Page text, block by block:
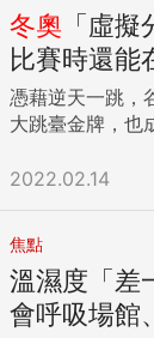
冬奧 「虛
比賽時還能
憑藉逆天一跳，
大跳臺金牌，也
2022.02.14
焦點
溫濕度「差
會呼吸場館